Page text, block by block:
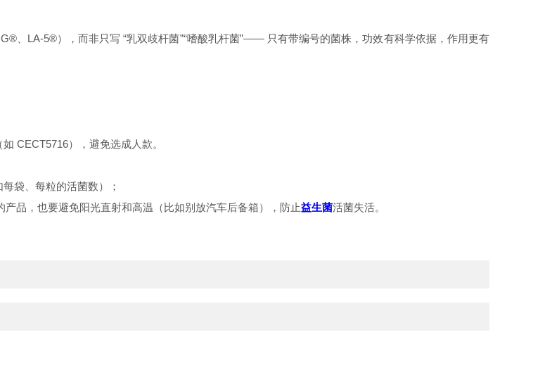
、LA-5®），而非只写 “乳双歧杆菌”“嗜酸乳杆菌”—— 只有带编号的菌株，功效有科学依据，作用更有
CECT5716），避免选成人款。
袋、每粒的活菌数）；
产品，也要避免阳光直射和高温（比如别放汽车后备箱），防止益生菌活菌失活。